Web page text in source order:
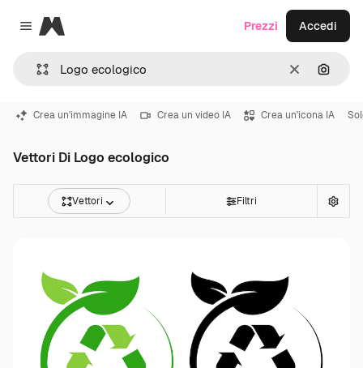
Close menu
Magnific
CancellaCerca
Prezzi Accedi
Crea un'immagine IA Crea un video IA Crea un'icona IA
Vettori Di Logo ecologico
Vettori Filtri